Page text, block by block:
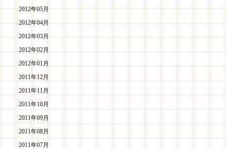
2012年05月
2012年04月
2012年03月
2012年02月
2012年01月
2011年12月
2011年11月
2011年10月
2011年09月
2011年08月
2011年07月